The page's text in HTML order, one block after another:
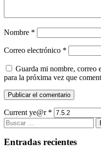
Nombre *
Correo electrónico *
Guarda mi nombre, correo
para la próxima vez que
Current ye@r *
Buscar:
Entradas recientes